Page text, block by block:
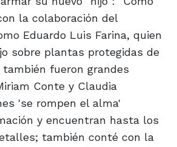
la colaboración del
Eduardo Luis Farina, quien
sobre plantas protegidas de
fueron grandes
Conte y Claudia
'se rompen el alma'
y encuentran hasta los
también conté con la